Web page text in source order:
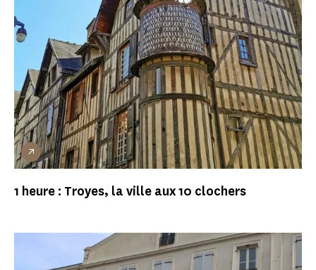
1 heure : Troyes, la ville aux 10 clochers